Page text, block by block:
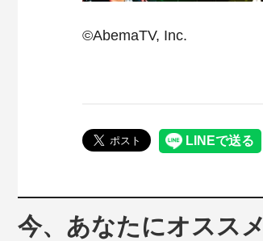
©AbemaTV, Inc.
今、あなたにオススメ